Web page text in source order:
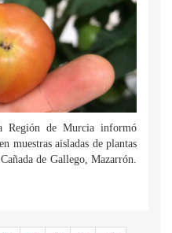
Región de Murcia informó
muestras aisladas de plantas
de Gallego, Mazarrón.